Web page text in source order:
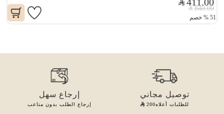
840.00
51
% خصم
توصيل مجاني
للطلبات أعلاه200
إرجاع سهل
إرجاع الطلب بدون متاعب